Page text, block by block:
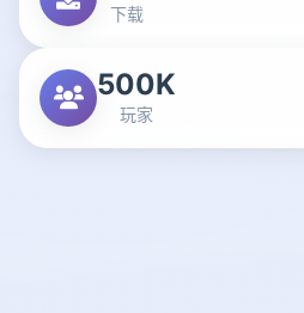
下载
500K
玩家